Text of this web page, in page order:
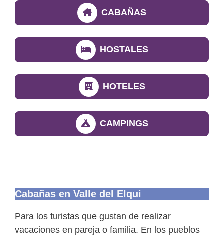
CABAÑAS
HOSTALES
HOTELES
CAMPINGS
Cabañas en Valle del Elqui
Para los turistas que gustan de realizar
vacaciones en pareja o familia. En los pueblos